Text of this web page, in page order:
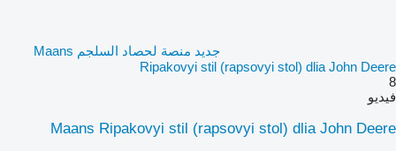
جديد منصة لحصاد السلجم Maans
Ripakovyi stil (rapsovyi stol) dlia John Deere
8
فيديو
Maans Ripakovyi stil (rapsovyi stol) dlia John Deere